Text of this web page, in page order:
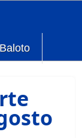
Baloto